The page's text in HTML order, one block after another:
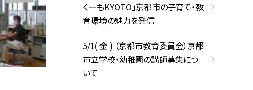
くーもKYOTO」京都市の子育て・教
育環境の魅力を発信
5/1( 金 ) （京都市教育委員会）京都
市立学校・幼稚園の講師募集につ
いて